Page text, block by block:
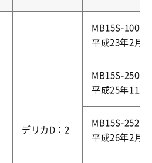
デリカD：2
MB15S-
平成23年2月
MB15S-
平成25年11月
MB15S-
平成26年2月